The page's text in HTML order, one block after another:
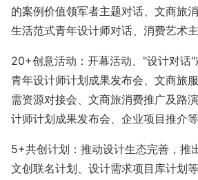
的案例价值领军者主题对话、文商旅
生活范式青年设计师对话、消费艺术
20+创意活动：开幕活动、"设计对话"
青年设计师计划成果发布会、文商旅
需资源对接会、文商旅消费推广及路
计师计划成果发布会、企业项目推介等
5+共创计划：推动设计生态完善，推
文创联名计划、设计需求项目库计划